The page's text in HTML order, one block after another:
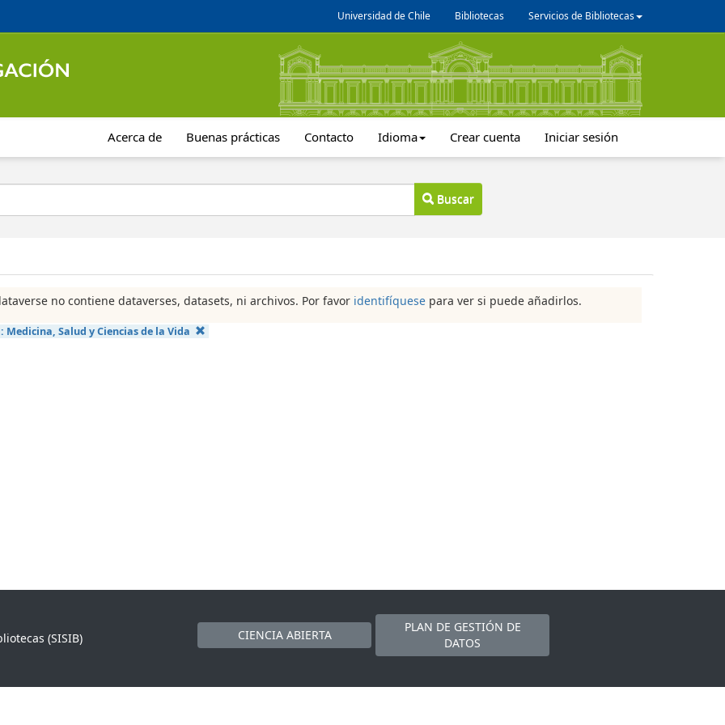
Universidad de Chile Bibliotecas Servicios de Bibliotecas
Acerca de Buenas prácticas Contacto Idioma Crear cuenta Iniciar sesión
Buscar
no contiene dataverses, datasets, ni archivos. Por favor identifíquese para ver si puede añadirlos.
Medicina, Salud y Ciencias de la Vida
(SISIB)
CIENCIA ABIERTA
PLAN DE GESTIÓN DE
DATOS